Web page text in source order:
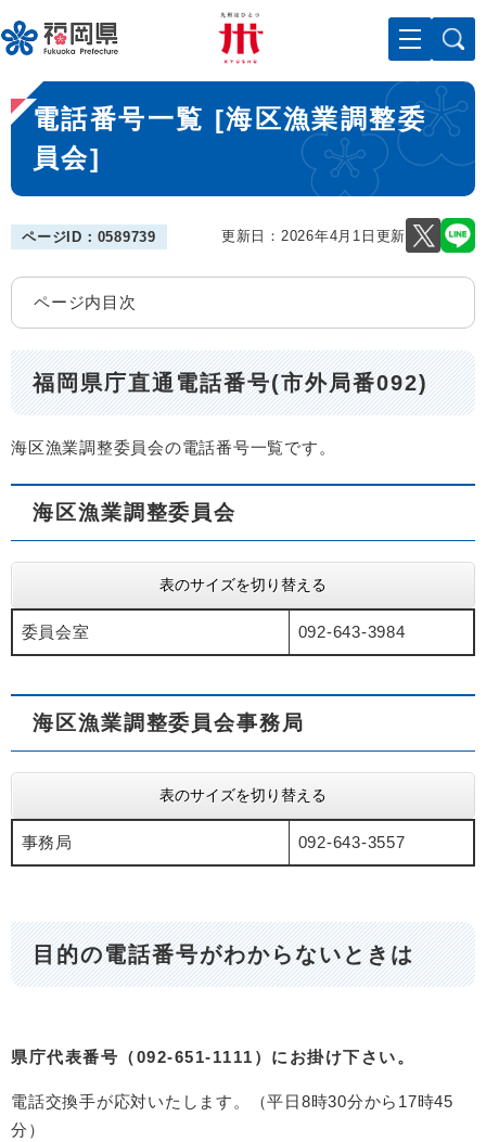
ー
ジ
先
頭
。
メニューを飛ばして本文へ
本
文
電話番号一覧 [海区漁業調整委
員会]
ページID：0589739 更新日：2026年4月1日更新
ページ内目次
福岡県庁直通電話番号(市外局番092)
海区漁業調整委員会の電話番号一覧です。
海区漁業調整委員会
表のサイズを切り替える
委員会室 092-643-3984
海区漁業調整委員会事務局
表のサイズを切り替える
事務局 092-643-3557
目的の電話番号がわからないときは
県庁代表番号（092-651-1111）にお掛け下さい。
電話交換手が応対いたします。（平日8時30分から17時45
分）